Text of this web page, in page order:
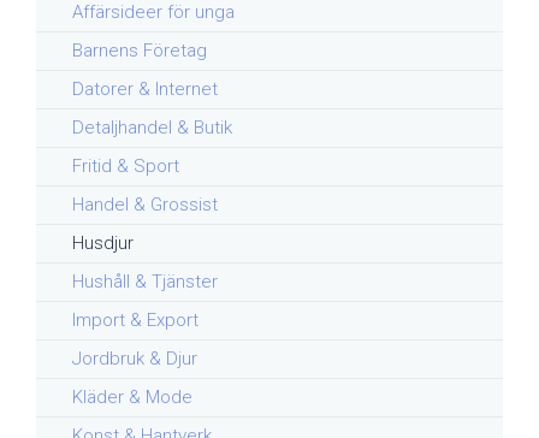
Affärsideer för unga
Barnens Företag
Datorer & Internet
Detaljhandel & Butik
Fritid & Sport
Handel & Grossist
Husdjur
Hushåll & Tjänster
Import & Export
Jordbruk & Djur
Kläder & Mode